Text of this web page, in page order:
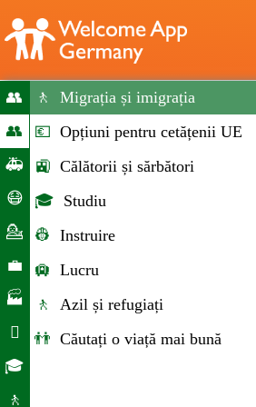
👥
Home
👥
Migrație
și
imigrație
🚑
Situaţii
de
urgenţă
😷
Ajutor
💁
Consiliere
💼
Piaţa
de
muncă
🏭
Companii

Viaţa
🎓
Oportunităţile
🚶
🚶
Migrația și imigrația
💶 Opțiuni pentru cetățenii UE
🚉 Călătorii și sărbători
🎓 Studiu
👷 Instruire
🛄 Lucru
🚶
Azil și refugiați
👬 Căutați o viață mai bună